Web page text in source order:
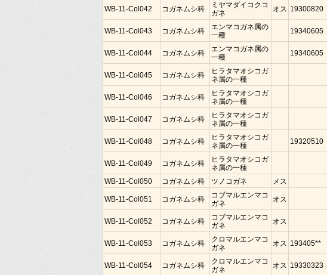
WB-11-Col042 コガネムシ科
ミヤマダイコクコ
ガネ
オス 19300820
WB-11-Col043 コガネムシ科
エンマコガネ属の
一種
19340605
WB-11-Col044 コガネムシ科
エンマコガネ属の
一種
19340605
WB-11-Col045 コガネムシ科
ヒラタマオシコガ
ネ属の一種
WB-11-Col046 コガネムシ科
ヒラタマオシコガ
ネ属の一種
WB-11-Col047 コガネムシ科
ヒラタマオシコガ
ネ属の一種
WB-11-Col048 コガネムシ科
ヒラタマオシコガ
ネ属の一種
19320510
WB-11-Col049 コガネムシ科
ヒラタマオシコガ
ネ属の一種
WB-11-Col050 コガネムシ科 ツノコガネ メス
WB-11-Col051 コガネムシ科
コブマルエンマコ
ガネ
オス
WB-11-Col052 コガネムシ科
コブマルエンマコ
ガネ
オス
WB-11-Col053 コガネムシ科
クロマルエンマコ
ガネ
オス 193405**
WB-11-Col054 コガネムシ科
クロマルエンマコ
ガネ
オス 19330323